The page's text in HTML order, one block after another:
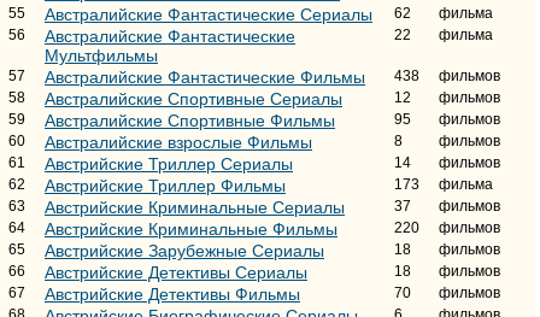
55
Австралийские Фантастические Сериалы 62
фильма
56
Австралийские Фантастические
Мультфильмы
22 фильма
57 Австралийские Фантастические Фильмы 438
фильмов
58
Австралийские Спортивные Сериалы 12
фильмов
59
Австралийские Спортивные Фильмы 95
фильмов
60
Австралийские взрослые Фильмы 8
фильмов
61
Австрийские Триллер Сериалы 14
фильмов
62
Австрийские Триллер Фильмы 173
фильма
63
Австрийские Криминальные Сериалы 37
фильмов
64
Австрийские Криминальные Фильмы 220
фильмов
65
Австрийские Зарубежные Сериалы 18
фильмов
66
Австрийские Детективы Сериалы 18
фильмов
67
Австрийские Детективы Фильмы 70
фильмов